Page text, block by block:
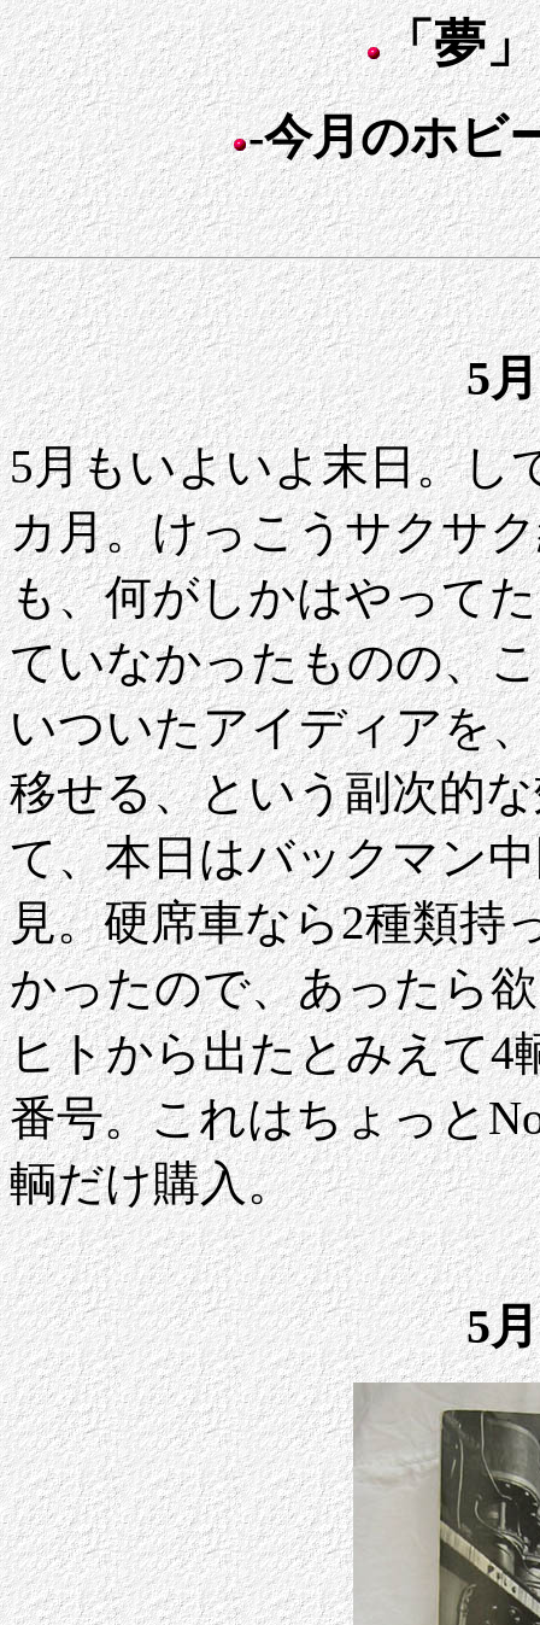
「夢
-今月のホビ
5
5月もいよいよ末日。し
カ月。けっこうサクサ
も、何がしかはやって
ていなかったものの、
いついたアイディアを
移せる、という副次的
て、本日はバックマン
見。硬席車なら2種類持
かったので、あったら
ヒトから出たとみえて4
番号。これはちょっと
輌だけ購入。
5